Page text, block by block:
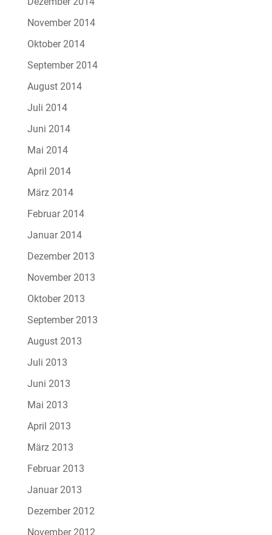
November 2014
Oktober 2014
September 2014
August 2014
Juli 2014
Juni 2014
Mai 2014
April 2014
März 2014
Februar 2014
Januar 2014
Dezember 2013
November 2013
Oktober 2013
September 2013
August 2013
Juli 2013
Juni 2013
Mai 2013
April 2013
März 2013
Februar 2013
Januar 2013
Dezember 2012
November 2012